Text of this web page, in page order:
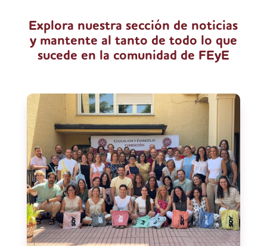
Explora nuestra sección de noticias
y mantente al tanto de todo lo que
sucede en la comunidad de FEyE